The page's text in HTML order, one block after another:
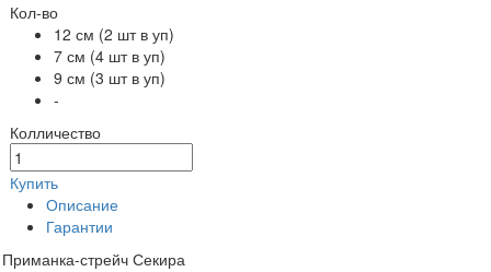
Кол-во
12 см (2 шт в уп)
7 см (4 шт в уп)
9 см (3 шт в уп)
-
Колличество
Купить
Описание
Гарантии
Приманка-стрейч Секира